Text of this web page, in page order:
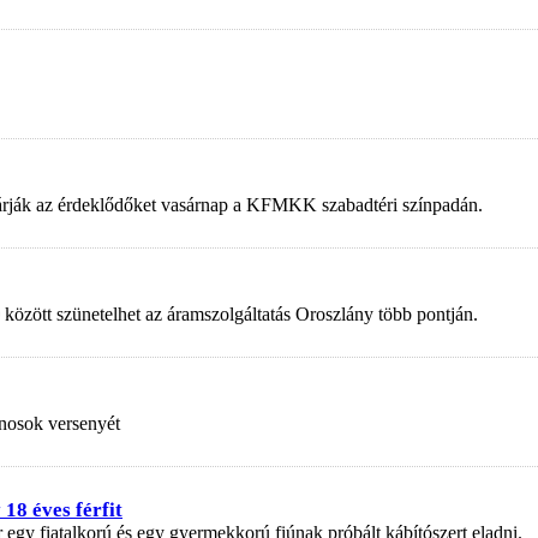
az érdeklődőket vasárnap a KFMKK szabadtéri színpadán.
szünetelhet az áramszolgáltatás Oroszlány több pontján.
versenyét
18 éves férfit
fiatalkorú és egy gyermekkorú fiúnak próbált kábítószert eladni.